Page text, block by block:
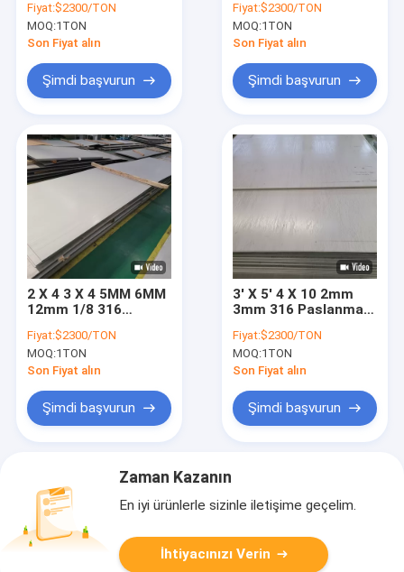
Fiyat:$2300/TON
MOQ:1TON
Son Fiyat alın
Şimdi başvurun
Kalınlık NO.1 Yüzey
3m Genişlik
Fiyat:$2300/TON
MOQ:1TON
Son Fiyat alın
Şimdi başvurun
2 X 4 3 X 4 5MM 6MM
12mm 1/8 316
Levha Astm 201 316
304
Fiyat:$2300/TON
MOQ:1TON
Son Fiyat alın
Şimdi başvurun
3' X 5' 4 X 10 2mm
3mm 316 Paslanmaz
3m Delikli
Fiyat:$2300/TON
MOQ:1TON
Son Fiyat alın
Şimdi başvurun
Zaman Kazanın
En iyi ürünlerle sizinle iletişime geçelim.
İhtiyacınızı Verin